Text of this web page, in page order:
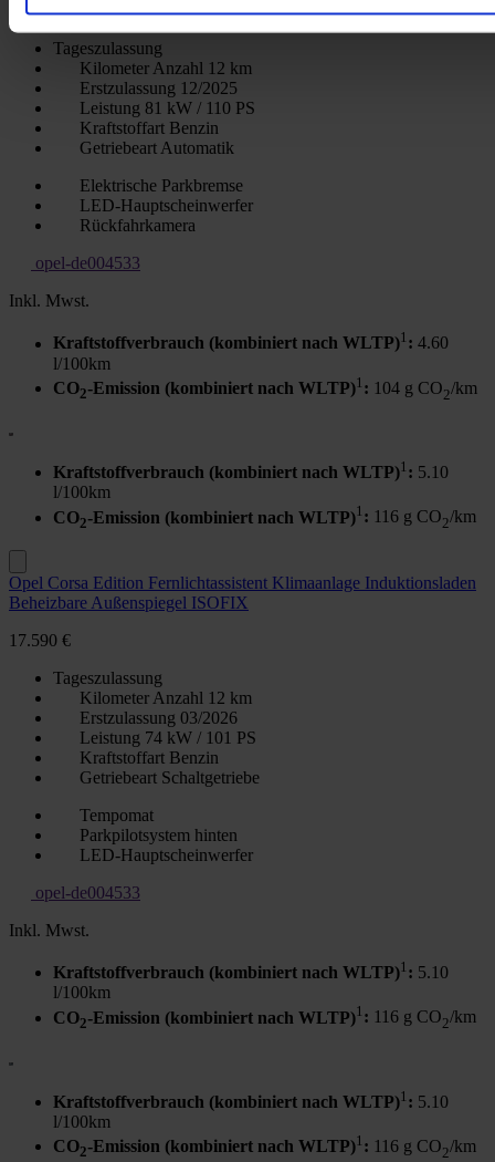
20.990 €
Tageszulassung
Kilometer Anzahl 12 km
Erstzulassung 12/2025
Leistung 81 kW / 110 PS
Kraftstoffart Benzin
Getriebeart Automatik
Elektrische Parkbremse
LED-Hauptscheinwerfer
Rückfahrkamera
opel-de004533
Inkl. Mwst.
Kraftstoffverbrauch (kombiniert nach WLTP)1 : 4.60
l/100km
CO2-Emission (kombiniert nach WLTP)1 : 104 g CO2/km
Kraftstoffverbrauch (kombiniert nach WLTP)1 : 5.10
l/100km
CO2-Emission (kombiniert nach WLTP)1 : 116 g CO2/km
Opel Corsa Edition Fernlichtassistent Klimaanlage Induktionsladen
Beheizbare Außenspiegel ISOFIX
17.590 €
Tageszulassung
Kilometer Anzahl 12 km
Erstzulassung 03/2026
Leistung 74 kW / 101 PS
Kraftstoffart Benzin
Getriebeart Schaltgetriebe
Tempomat
Parkpilotsystem hinten
LED-Hauptscheinwerfer
opel-de004533
Inkl. Mwst.
Kraftstoffverbrauch (kombiniert nach WLTP)1 : 5.10
l/100km
CO2-Emission (kombiniert nach WLTP)1 : 116 g CO2/km
Kraftstoffverbrauch (kombiniert nach WLTP)1 : 5.10
l/100km
CO2-Emission (kombiniert nach WLTP)1 : 116 g CO2/km